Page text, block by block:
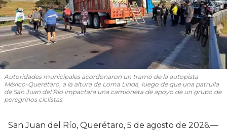
Autoridades municipales acordonaron un tramo de la autopista
México-Querétaro, a la altura de Loma Linda, luego de que una patrulla
de San Juan del Río impactara una camioneta de apoyo de un grupo de
peregrinos ciclistas.
San Juan del Río, Querétaro, 5 de agosto de 2026.—